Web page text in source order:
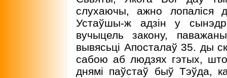
слухаючы, ажно лопаліся
Устаўшы-ж адзін у
вучыцель закону,
вывясьці Апосталаў 35. ды
сабою аб людзях гэтых,
днямі паўстаў быў Тэўда,